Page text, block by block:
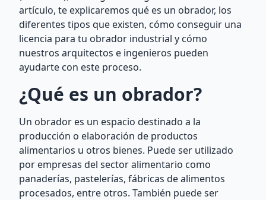
artículo, te explicaremos qué es un obrador, los
diferentes tipos que existen, cómo conseguir una
licencia para tu obrador industrial y cómo
nuestros arquitectos e ingenieros pueden
ayudarte con este proceso.
¿Qué es un obrador?
Un obrador es un espacio destinado a la
producción o elaboración de productos
alimentarios u otros bienes. Puede ser utilizado
por empresas del sector alimentario como
panaderías, pastelerías, fábricas de alimentos
procesados, entre otros. También puede ser